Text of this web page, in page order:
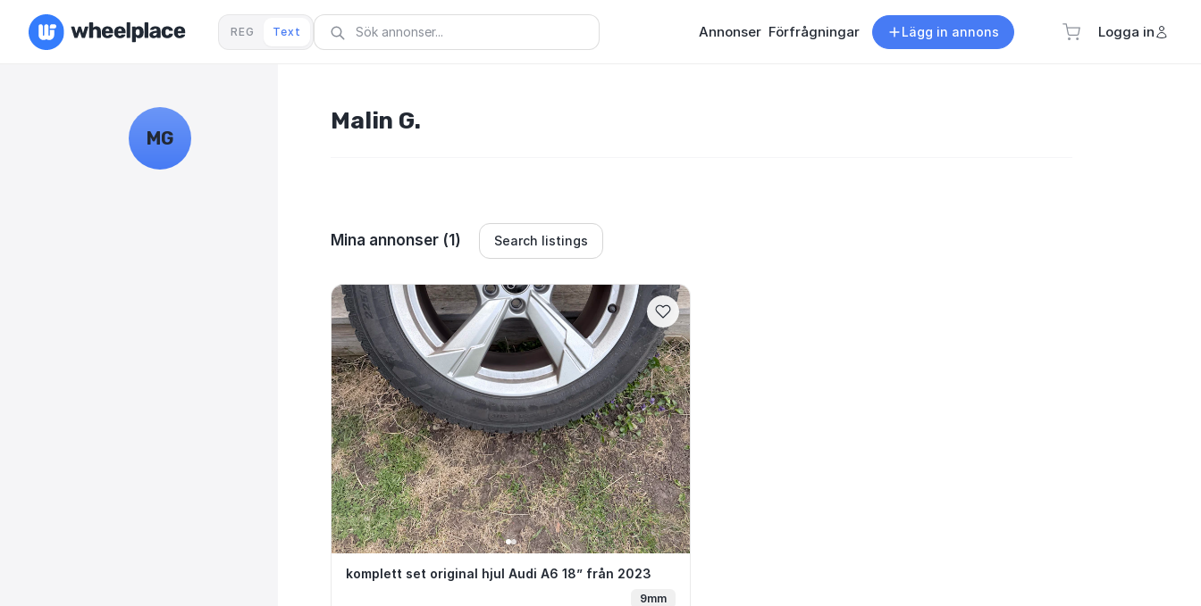
REG Text Annonser Förfrågningar Lägg in annons Logga in
MG
Malin G.
Mina annonser (1) Search listings
komplett set original hjul Audi A6 18” från 2023
komplett set original hjul Audi A6 18” från 2023
9mm